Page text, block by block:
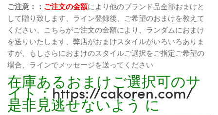
ご注意：： ご注文の金額により他のブランド品全部おまけと
して贈り致します、ライン登録後、ご希望のおまけを教えて
ください、こちらがご注文の金額により、ランダムにおまけ
を送りいたします、弊店がおまけスタイルがいろいろありま
すが、もしさらにおまけのスタイルご選択をご指定ご希望の
場合、ラインでメッセージを送ってください
在庫あるおまけご選択可のサ
イト：https://cakoren.com/
是非見逃せないよう に